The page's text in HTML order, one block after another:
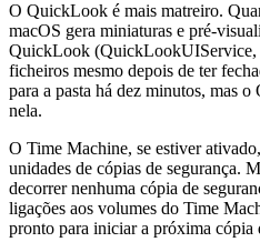
O QuickLook é mais matreiro.
macOS gera miniaturas e pré-
QuickLook (QuickLookUIService,
ficheiros mesmo depois de ter
para a pasta há dez minutos, mas
nela.
O Time Machine, se estiver
unidades de cópias de segurança.
decorrer nenhuma cópia de
ligações aos volumes do Time
pronto para iniciar a próxima cópia